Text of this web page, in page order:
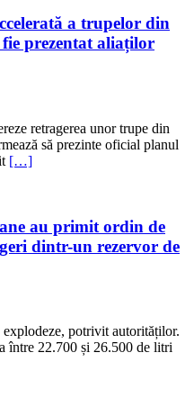
a trupelor din
prezentat aliaților
retragerea unor trupe din
să prezinte oficial planul
[…]
au primit ordin de
dintr-un rezervor de
explodeze, potrivit autorităților.
între 22.700 și 26.500 de litri